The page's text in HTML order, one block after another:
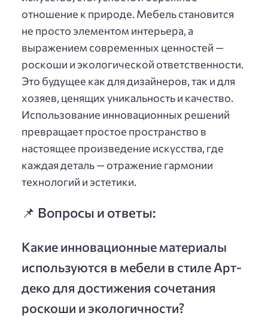
отношение к природе. Мебель становится
не просто элементом интерьера, а
выражением современных ценностей —
роскоши и экологической ответственности.
Это будущее как для дизайнеров, так и для
хозяев, ценящих уникальность и качество.
Использование инновационных решений
превращает простое пространство в
настоящее произведение искусства, где
каждая деталь — отражение гармонии
технологий и эстетики.
📌 Вопросы и ответы:
Какие инновационные материалы
используются в мебели в стиле Арт-
деко для достижения сочетания
роскоши и экологичности?